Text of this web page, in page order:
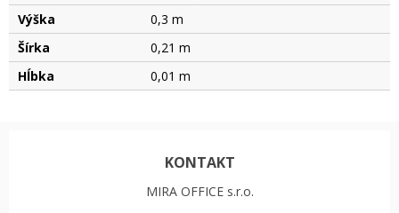
Výška
0,3 m
Šírka
0,21 m
Hĺbka
0,01 m
KONTAKT
MIRA OFFICE s.r.o.